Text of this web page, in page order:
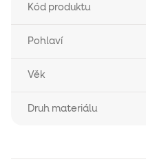
Kód produktu
Pohlaví
Věk
Druh materiálu